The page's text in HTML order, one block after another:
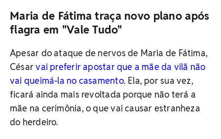
Maria de Fátima traça novo plano após
flagra em "Vale Tudo"
Apesar do ataque de nervos de Maria de Fátima,
Césarvai preferir apostar que a mãe da vilã não
vai queimá-la no casamento. Ela, por sua vez,
ficará ainda mais revoltada porque não terá a
mãe na cerimônia, o que vai causar estranheza
do herdeiro.